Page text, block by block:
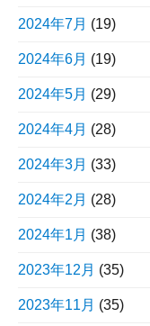
2024年7月 (19)
2024年6月 (19)
2024年5月 (29)
2024年4月 (28)
2024年3月 (33)
2024年2月 (28)
2024年1月 (38)
2023年12月 (35)
2023年11月 (35)